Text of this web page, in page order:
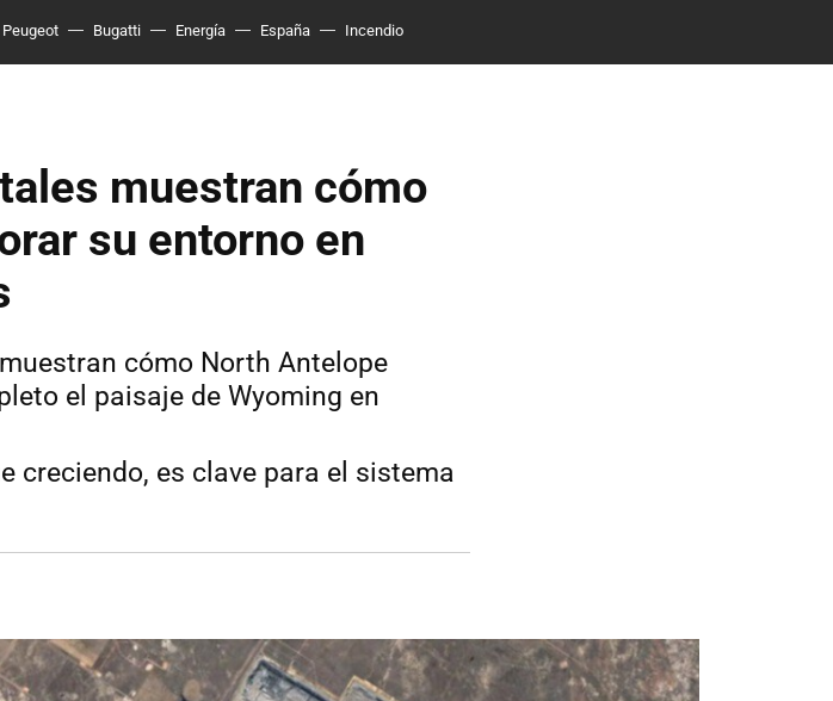
Peugeot Bugatti Energía España Incendio
muestran cómo
su entorno en
cómo North Antelope
el paisaje de Wyoming en
creciendo, es clave para el sistema